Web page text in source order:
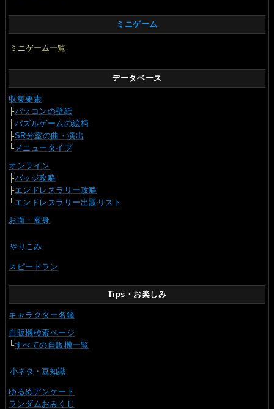
ミニゲーム
ミニゲーム一覧
データベース
収集要素
├パソコンの壁紙
├パズルゲームの絵柄
├SR分室の曲・演出
└メニュータイプ
オンライン
├バッジ攻略
├エンドレスラリー攻略
└エンドレスラリー出題リスト
お面・変身
やりこみ
スピードラン
Tips・お楽しみ
キャラクター名鑑
自販機検索ページ
└すべての自販機一覧
小ネタ・豆知識
ゆるめアンケート
ランダムおみくじ